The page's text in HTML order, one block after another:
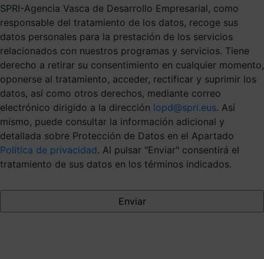
SPRI-Agencia Vasca de Desarrollo Empresarial, como
responsable del tratamiento de los datos, recoge sus
datos personales para la prestación de los servicios
relacionados con nuestros programas y servicios. Tiene
derecho a retirar su consentimiento en cualquier momento,
oponerse al tratamiento, acceder, rectificar y suprimir los
datos, así como otros derechos, mediante correo
electrónico dirigido a la dirección lopd@spri.eus. Así
mismo, puede consultar la información adicional y
detallada sobre Protección de Datos en el Apartado
Política de privacidad. Al pulsar "Enviar" consentirá el
tratamiento de sus datos en los términos indicados.